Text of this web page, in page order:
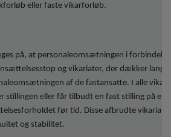
eller faste vikarforløb.
på, at personaleomsætningen i
og vikariater, der dækker
af de fastansatte. I alle
stillingen eller får tilbudt en fast stilling på en
før tid. Disse afbrudte
og stabilitet.